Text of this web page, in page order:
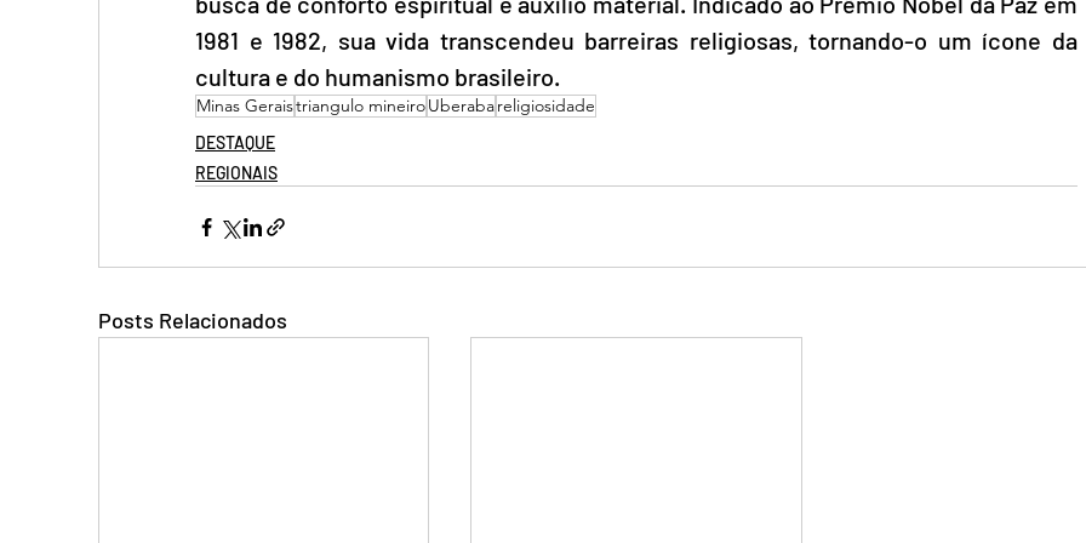
1981 e 1982, sua vida transcendeu barreiras religiosas, tornando-o um ícone da
cultura e do humanismo brasileiro.
Minas Geraistriangulo mineiroUberabareligiosidade
DESTAQUE
REGIONAIS
Posts Relacionados